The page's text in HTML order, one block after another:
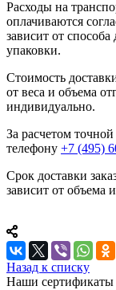
Расходы на
оплачиваются
зависит от способа
упаковки.
Стоимость
от веса и объема
индивидуально.
За расчетом
телефону +7 (495)
Срок доставки
зависит от объема
Назад к списку
Наши сертификаты